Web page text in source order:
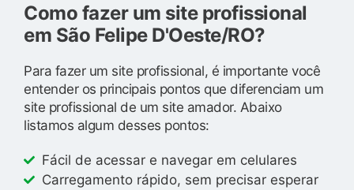
Como fazer um site profissional
em São Felipe D'Oeste/RO?
Para fazer um site profissional, é importante você
entender os principais pontos que diferenciam um
site profissional de um site amador. Abaixo
listamos algum desses pontos:
Fácil de acessar e navegar em celulares
Carregamento rápido, sem precisar esperar